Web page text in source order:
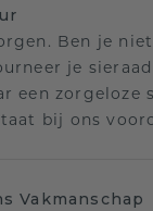
Ben je
je
een zorgeloze
bij ons
Vakmanschap